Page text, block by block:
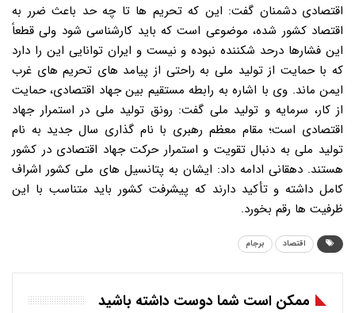
اقتصادی دشمنان گفت: این که تحریم ها تا چه حد باعث ضرر به
اقتصاد کشور شده، موضوعی است که باید کارشناسی شود ولی قطعاً
این فشارها درحد شکننده نبوده و نیست و ایران توانایی این را دارد
که با حمایت از تولید ملی به راحتی از پیامد های تحریم های غرب
ایمن ماند. وی با اشاره به رابطه مستقیم بین جهاد اقتصادی، حمایت
از کار، سرمایه و تولید ملی گفت: رونق تولید ملی در استمرار جهاد
اقتصادی است؛ مقام معظم رهبری با نام گذاری سال جدید به نام
تولید ملی به دنبال تقویت و استمرار حرکت جهاد اقتصادی در کشور
هستند. دهقانی ادامه داد: ایشان به پتانسیل های ملی کشور اشراف
کامل داشته و تأکید دارند که پیشرفت کشور باید متناسب با این
ظرفیت ها رقم بخورد.
اقتصاد برجام
ممکن است شما دوست داشته باشید